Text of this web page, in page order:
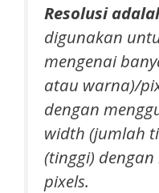
Resolusi
digunakan
mengenai
atau warna)/
dengan
width (jumlah
(tinggi)
pixels.